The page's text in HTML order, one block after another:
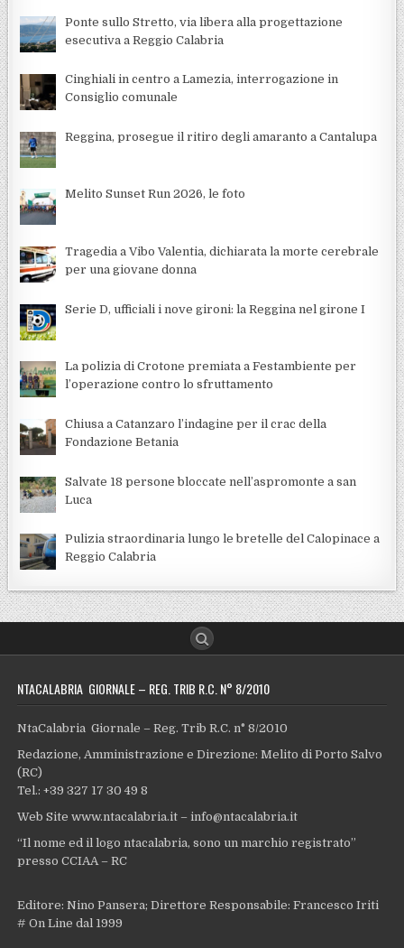
Ponte sullo Stretto, via libera alla progettazione
esecutiva a Reggio Calabria
Cinghiali in centro a Lamezia, interrogazione in
Consiglio comunale
Reggina, prosegue il ritiro degli amaranto a Cantalupa
Melito Sunset Run 2026, le foto
Tragedia a Vibo Valentia, dichiarata la morte cerebrale
per una giovane donna
Serie D, ufficiali i nove gironi: la Reggina nel girone I
La polizia di Crotone premiata a Festambiente per
l’operazione contro lo sfruttamento
Chiusa a Catanzaro l’indagine per il crac della
Fondazione Betania
Salvate 18 persone bloccate nell’aspromonte a san
Luca
Pulizia straordinaria lungo le bretelle del Calopinace a
Reggio Calabria
NTACALABRIA GIORNALE – REG. TRIB R.C. N° 8/2010
NtaCalabria Giornale – Reg. Trib R.C. n° 8/2010
Redazione, Amministrazione e Direzione: Melito di Porto Salvo
(RC)
Tel.: +39 327 17 30 49 8
Web Site www.ntacalabria.it – info@ntacalabria.it
“Il nome ed il logo ntacalabria, sono un marchio registrato”
presso CCIAA – RC
Editore: Nino Pansera; Direttore Responsabile: Francesco Iriti
# On Line dal 1999